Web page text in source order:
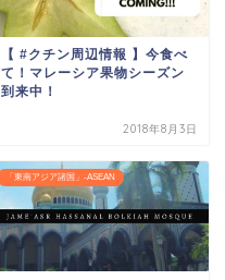
【 #クチン周辺情報 】今食べ
て！マレーシア果物シーズン
到来中！
2018年8月3日
「東南アジア諸国」-ASEAN